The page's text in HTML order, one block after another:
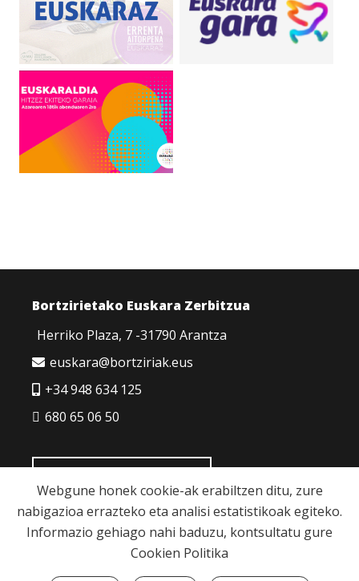
Bortzirietako Euskara Zerbitzua
Herriko Plaza, 7 -31790 Arantza
euskara@bortziriak.eus
+34 948 634 125
680 65 06 50
Webgune honek cookie-ak erabiltzen ditu, zure
nabigazioa errazteko eta analisi estatistikoak egiteko.
Informazio gehiago nahi baduzu, kontsultatu gure
Cookien Politika